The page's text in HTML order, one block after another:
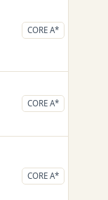
CORE A*
CORE A*
CORE A*